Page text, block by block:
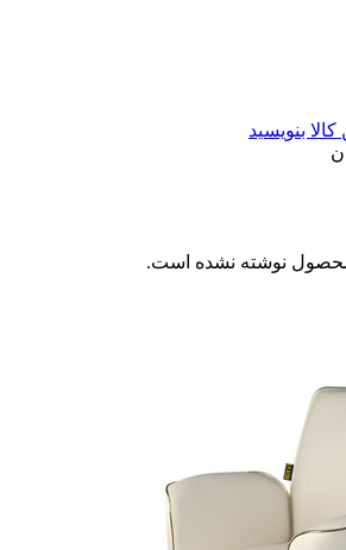
بنویسید
محصول نوشته نشده است.